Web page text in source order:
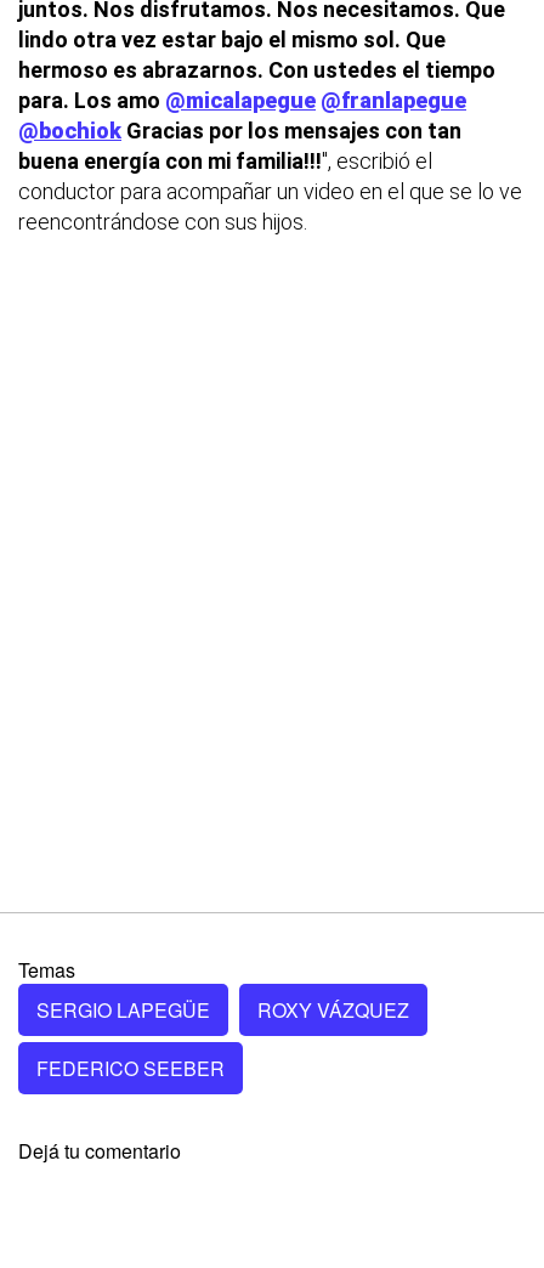
juntos. Nos disfrutamos. Nos necesitamos. Que
lindo otra vez estar bajo el mismo sol. Que
hermoso es abrazarnos. Con ustedes el tiempo
para. Los amo @micalapegue @franlapegue
@bochiok Gracias por los mensajes con tan
buena energía con mi familia!!!", escribió el
conductor para acompañar un video en el que se lo ve
reencontrándose con sus hijos.
Temas
SERGIO LAPEGÜE
ROXY VÁZQUEZ
FEDERICO SEEBER
Dejá tu comentario